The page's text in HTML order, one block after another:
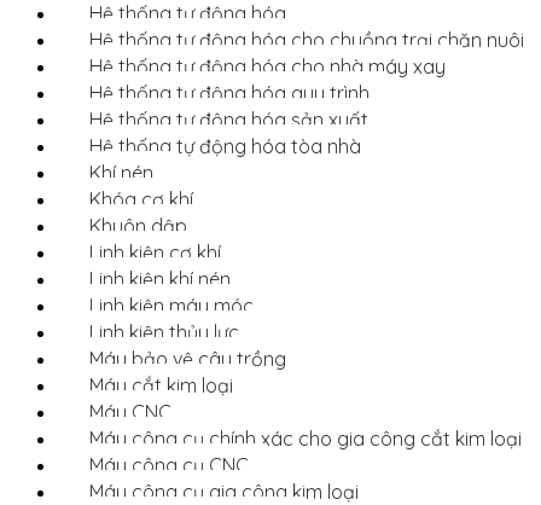
Hệ thống tự động hóa
Hệ thống tự động hóa cho chuồng trại chăn nuôi
Hệ thống tự động hóa cho nhà máy xay
Hệ thống tự động hóa quy trình
Hệ thống tự động hóa sản xuất
Hệ thống tự động hóa tòa nhà
Khí nén
Khóa cơ khí
Khuôn dập
Linh kiện cơ khí
Linh kiện khí nén
Linh kiện máy móc
Linh kiện thủy lực
Máy bảo vệ cây trồng
Máy cắt kim loại
Máy CNC
Máy công cụ chính xác cho gia công cắt kim loại
Máy công cụ CNC
Máy công cụ gia công kim loại